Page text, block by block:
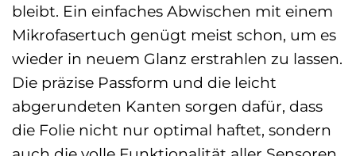
bleibt. Ein einfaches Abwischen mit einem
Mikrofasertuch genügt meist schon, um es
wieder in neuem Glanz erstrahlen zu lassen.
Die präzise Passform und die leicht
abgerundeten Kanten sorgen dafür, dass
die Folie nicht nur optimal haftet, sondern